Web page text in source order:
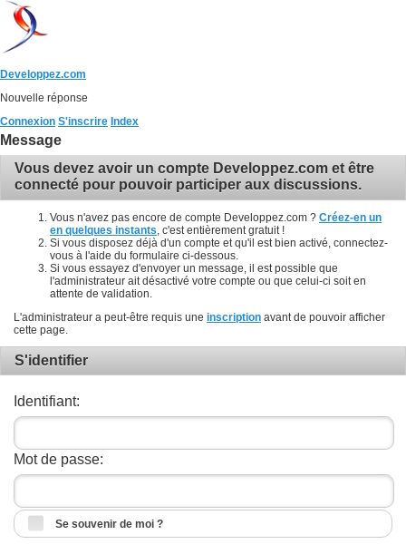
Developpez.com
Nouvelle réponse
Connexion S'inscrire Index
Message
Vous devez avoir un compte Developpez.com et être
connecté pour pouvoir participer aux discussions.
Vous n'avez pas encore de compte Developpez.com ? Créez-en un
en quelques instants , c'est entièrement gratuit !
Si vous disposez déjà d'un compte et qu'il est bien activé, connectez-
vous à l'aide du formulaire ci-dessous.
Si vous essayez d'envoyer un message, il est possible que
l'administrateur ait désactivé votre compte ou que celui-ci soit en
attente de validation.
L'administrateur a peut-être requis une inscription avant de pouvoir afficher
cette page.
S'identifier
Identifiant:
Mot de passe:
Se souvenir de moi ?